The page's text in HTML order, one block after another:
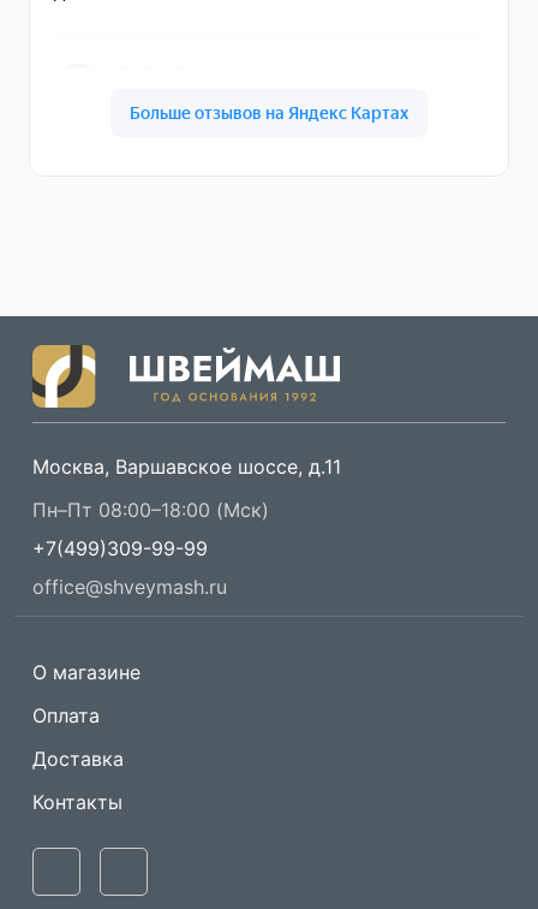
Москва, Варшавское шоссе, д.11
Пн–Пт 08:00–18:00 (Мск)
+7(499)309-99-99
office@shveymash.ru
О магазине
Оплата
Доставка
Контакты